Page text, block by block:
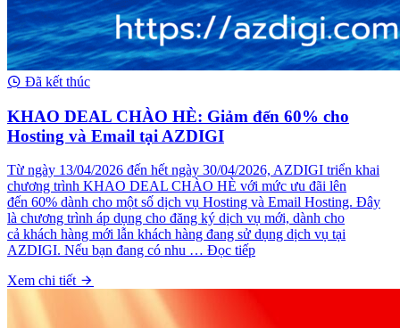
Đã kết thúc
KHAO DEAL CHÀO HÈ: Giảm đến 60% cho
Hosting và Email tại AZDIGI
Từ ngày 13/04/2026 đến hết ngày 30/04/2026, AZDIGI triển khai
chương trình KHAO DEAL CHÀO HÈ với mức ưu đãi lên
đến 60% dành cho một số dịch vụ Hosting và Email Hosting. Đây
là chương trình áp dụng cho đăng ký dịch vụ mới, dành cho
cả khách hàng mới lẫn khách hàng đang sử dụng dịch vụ tại
AZDIGI. Nếu bạn đang có nhu … Đọc tiếp
Xem chi tiết